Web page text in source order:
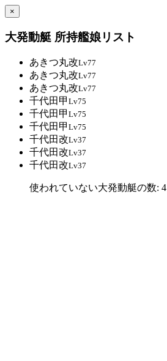
×
大発動艇 所持艦娘リスト
あきつ丸改Lv77
あきつ丸改Lv77
あきつ丸改Lv77
千代田甲 Lv75
千代田甲 Lv75
千代田甲 Lv75
千代田改Lv37
千代田改Lv37
千代田改Lv37
使われていない大発動艇の数: 4